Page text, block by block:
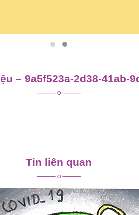
– 9a5f523a-2d38-41ab-
Tin liên quan